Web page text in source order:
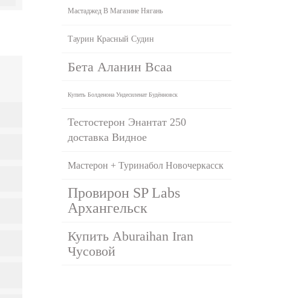
Мастаджед В Магазине Нягань
Таурин Красный Судин
Бета Аланин Bcaa
Купить Болденона Ундесиленат Будённовск
Тестостерон Энантат 250
доставка Видное
Мастерон + Туринабол Новочеркасск
Провирон SP Labs
Архангельск
Купить Aburaihan Iran
Чусовой